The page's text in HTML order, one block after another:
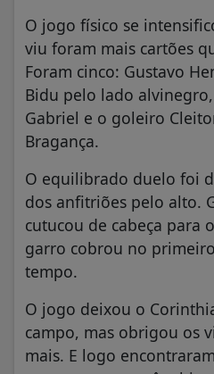
O jogo físico se
viu foram mais cartões
Foram cinco: Gustavo
Bidu pelo lado alvinegro,
Gabriel e o goleiro
Bragança.
O equilibrado duelo foi
dos anfitriões pelo alto.
cutucou de cabeça para
garro cobrou no
tempo.
O jogo deixou o
campo, mas obrigou os
mais. E logo